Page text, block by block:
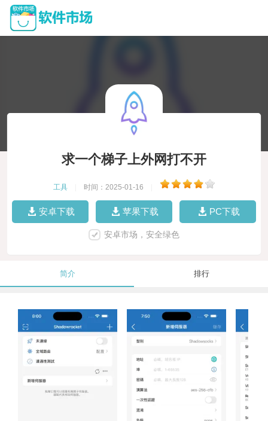
求一个梯子上外网打不开
工具 时间：2025-01-16
安卓下载 苹果下载 PC下载
安卓市场，安全绿色
简介 排行